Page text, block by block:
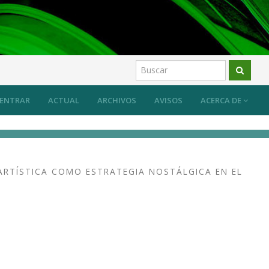
ACTUAL ARCHIVOS AVISOS ACERCA DE
ENTRAR
COMO ESTRATEGIA NOSTÁLGICA EN EL